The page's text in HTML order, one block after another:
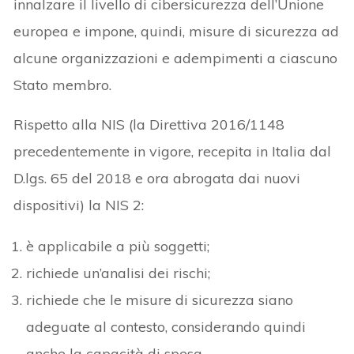
innalzare il livello di cibersicurezza dell’Unione
europea e impone, quindi, misure di sicurezza ad
alcune organizzazioni e adempimenti a ciascuno
Stato membro.
Rispetto alla NIS (la Direttiva 2016/1148
precedentemente in vigore, recepita in Italia dal
D.lgs. 65 del 2018 e ora abrogata dai nuovi
dispositivi) la NIS 2:
è applicabile a più soggetti;
richiede un’analisi dei rischi;
richiede che le misure di sicurezza siano
adeguate al contesto, considerando quindi